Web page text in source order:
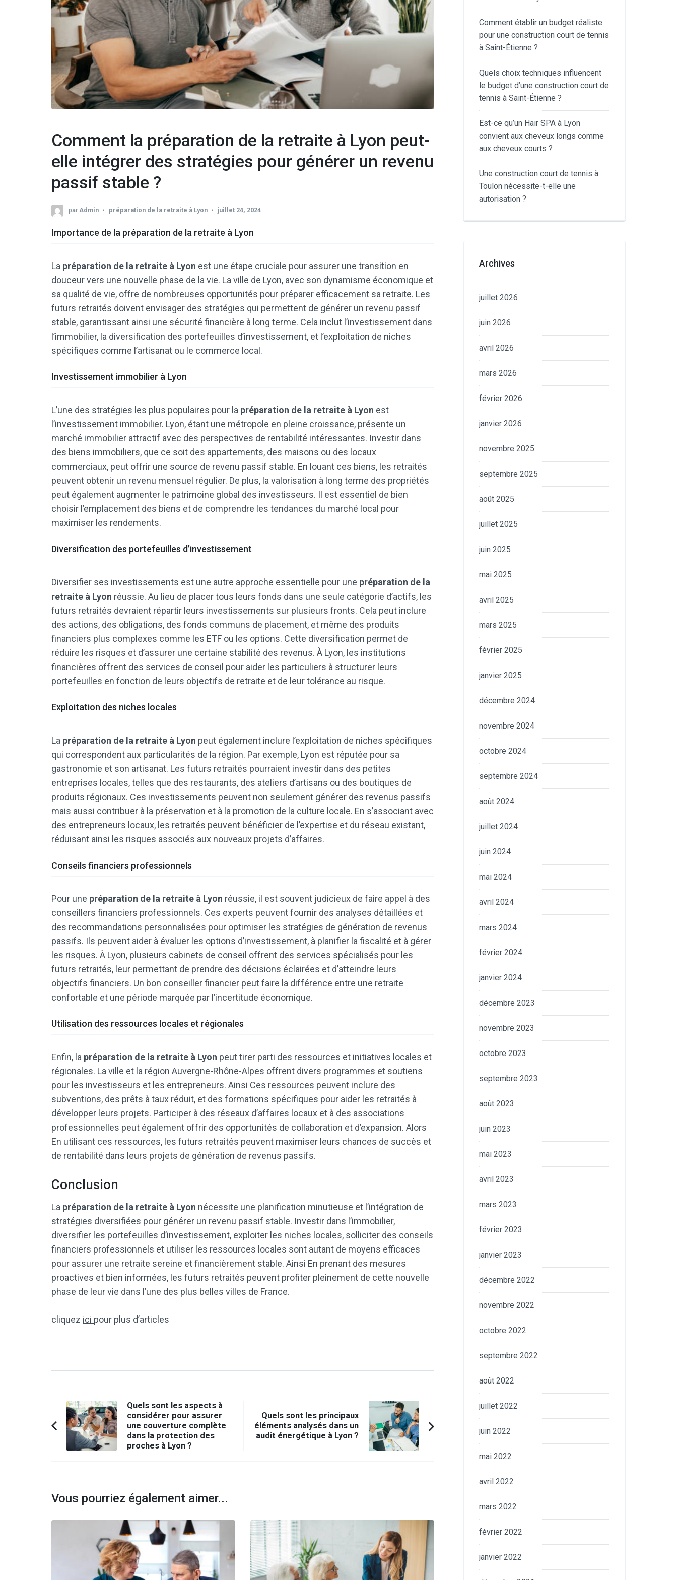
Comment la préparation de la retraite à Lyon peut-
elle intégrer des stratégies pour générer un revenu
passif stable ?
parAdmin préparation de la retraite à Lyon juillet 24, 2024
Importance de la préparation de la retraite à Lyon
La préparation de la retraite à Lyon est une étape cruciale pour assurer une transition en
douceur vers une nouvelle phase de la vie. La ville de Lyon, avec son dynamisme économique et
sa qualité de vie, offre de nombreuses opportunités pour préparer efficacement sa retraite. Les
futurs retraités doivent envisager des stratégies qui permettent de générer un revenu passif
stable, garantissant ainsi une sécurité financière à long terme. Cela inclut l’investissement dans
l’immobilier, la diversification des portefeuilles d’investissement, et l’exploitation de niches
spécifiques comme l’artisanat ou le commerce local.
Investissement immobilier à Lyon
L’une des stratégies les plus populaires pour la préparation de la retraite à Lyon est
l’investissement immobilier. Lyon, étant une métropole en pleine croissance, présente un
marché immobilier attractif avec des perspectives de rentabilité intéressantes. Investir dans
des biens immobiliers, que ce soit des appartements, des maisons ou des locaux
commerciaux, peut offrir une source de revenu passif stable. En louant ces biens, les retraités
peuvent obtenir un revenu mensuel régulier. De plus, la valorisation à long terme des propriétés
peut également augmenter le patrimoine global des investisseurs. Il est essentiel de bien
choisir l’emplacement des biens et de comprendre les tendances du marché local pour
maximiser les rendements.
Diversification des portefeuilles d’investissement
Diversifier ses investissements est une autre approche essentielle pour une préparation de la
retraite à Lyon réussie. Au lieu de placer tous leurs fonds dans une seule catégorie d’actifs, les
futurs retraités devraient répartir leurs investissements sur plusieurs fronts. Cela peut inclure
des actions, des obligations, des fonds communs de placement, et même des produits
financiers plus complexes comme les ETF ou les options. Cette diversification permet de
réduire les risques et d’assurer une certaine stabilité des revenus. À Lyon, les institutions
financières offrent des services de conseil pour aider les particuliers à structurer leurs
portefeuilles en fonction de leurs objectifs de retraite et de leur tolérance au risque.
Exploitation des niches locales
La préparation de la retraite à Lyon peut également inclure l’exploitation de niches spécifiques
qui correspondent aux particularités de la région. Par exemple, Lyon est réputée pour sa
gastronomie et son artisanat. Les futurs retraités pourraient investir dans des petites
entreprises locales, telles que des restaurants, des ateliers d’artisans ou des boutiques de
produits régionaux. Ces investissements peuvent non seulement générer des revenus passifs
mais aussi contribuer à la préservation et à la promotion de la culture locale. En s’associant avec
des entrepreneurs locaux, les retraités peuvent bénéficier de l’expertise et du réseau existant,
réduisant ainsi les risques associés aux nouveaux projets d’affaires.
Conseils financiers professionnels
Pour une préparation de la retraite à Lyon réussie, il est souvent judicieux de faire appel à des
conseillers financiers professionnels. Ces experts peuvent fournir des analyses détaillées et
des recommandations personnalisées pour optimiser les stratégies de génération de revenus
passifs. Ils peuvent aider à évaluer les options d’investissement, à planifier la fiscalité et à gérer
les risques. À Lyon, plusieurs cabinets de conseil offrent des services spécialisés pour les
futurs retraités, leur permettant de prendre des décisions éclairées et d’atteindre leurs
objectifs financiers. Un bon conseiller financier peut faire la différence entre une retraite
confortable et une période marquée par l’incertitude économique.
Utilisation des ressources locales et régionales
Enfin, la préparation de la retraite à Lyon peut tirer parti des ressources et initiatives locales et
régionales. La ville et la région Auvergne-Rhône-Alpes offrent divers programmes et soutiens
pour les investisseurs et les entrepreneurs. Ainsi Ces ressources peuvent inclure des
subventions, des prêts à taux réduit, et des formations spécifiques pour aider les retraités à
développer leurs projets. Participer à des réseaux d’affaires locaux et à des associations
professionnelles peut également offrir des opportunités de collaboration et d’expansion. Alors
En utilisant ces ressources, les futurs retraités peuvent maximiser leurs chances de succès et
de rentabilité dans leurs projets de génération de revenus passifs.
Conclusion
La préparation de la retraite à Lyon nécessite une planification minutieuse et l’intégration de
stratégies diversifiées pour générer un revenu passif stable. Investir dans l’immobilier,
diversifier les portefeuilles d’investissement, exploiter les niches locales, solliciter des conseils
financiers professionnels et utiliser les ressources locales sont autant de moyens efficaces
pour assurer une retraite sereine et financièrement stable. Ainsi En prenant des mesures
proactives et bien informées, les futurs retraités peuvent profiter pleinement de cette nouvelle
phase de leur vie dans l’une des plus belles villes de France.
cliquez ici pour plus d’articles
Navigation
d'article
Article
précédent :
Quels sont les aspects à
considérer pour assurer
une couverture complète
dans la protection des
proches à Lyon ?
Quels sont les principaux
éléments analysés dans un
audit énergétique à Lyon ?
Vous pourriez également aimer...
Comment établir un budget réaliste
pour une construction court de tennis
à Saint-Étienne ?
Quels choix techniques influencent
le budget d’une construction court de
tennis à Saint-Étienne ?
Est-ce qu’un Hair SPA à Lyon
convient aux cheveux longs comme
aux cheveux courts ?
Une construction court de tennis à
Toulon nécessite-t-elle une
autorisation ?
Archives
juillet 2026
juin 2026
avril 2026
mars 2026
février 2026
janvier 2026
novembre 2025
septembre 2025
août 2025
juillet 2025
juin 2025
mai 2025
avril 2025
mars 2025
février 2025
janvier 2025
décembre 2024
novembre 2024
octobre 2024
septembre 2024
août 2024
juillet 2024
juin 2024
mai 2024
avril 2024
mars 2024
février 2024
janvier 2024
décembre 2023
novembre 2023
octobre 2023
septembre 2023
août 2023
juin 2023
mai 2023
avril 2023
mars 2023
février 2023
janvier 2023
décembre 2022
novembre 2022
octobre 2022
septembre 2022
août 2022
juillet 2022
juin 2022
mai 2022
avril 2022
mars 2022
février 2022
janvier 2022